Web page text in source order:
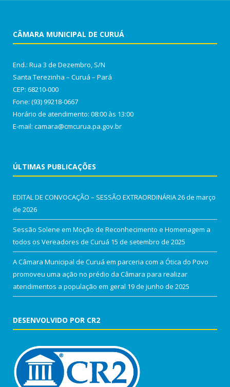
CÂMARA MUNICIPAL DE CURUÁ
End.: Rua 3 de Dezembro, S/N
Santa Terezinha – Curuá – Pará
CEP: 68210-000
Fone: (93) 99218-0667
Horário de atendimento: 08:00 às 13:00
E-mail: camara@cmcurua.pa.gov.br
ÚLTIMAS PUBLICAÇÕES
EDITAL DE CONVOCAÇÃO – SESSÃO EXTRAORDINÁRIA26 de março
de 2026
Sessão Solene em Moção de Reconhecimento e Homenagem a
todos os Vereadores de Curuá 15 de setembro de 2025
A Câmara Municipal de Curuá em parceria com a Ótica do Povo
promoveu uma ação no prédio da Câmara para realizar
atendimentos a população em geral 19 de junho de 2025
DESENVOLVIDO POR CR2